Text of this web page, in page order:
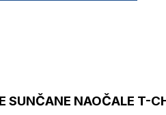
SUNČANE NAOČALE T-